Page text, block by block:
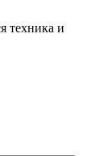
техника и